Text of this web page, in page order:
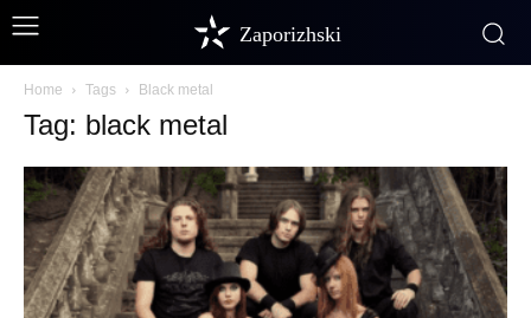
Zaporizhski
Home Tags Black metal
Tag: black metal